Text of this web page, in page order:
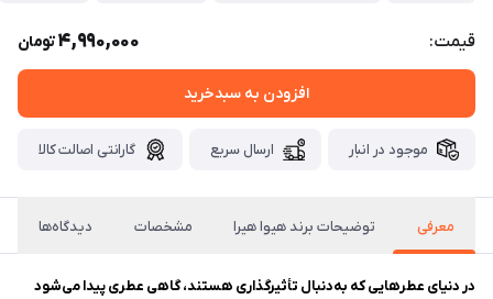
قیمت: 4,990,000تومان
افزودن به سبدخرید
موجود در انبار ارسال سریع گارانتی اصالت کالا
معرفی توضیحات برند هیوا هیرا مشخصات دیدگاه‌ها
در دنیای عطرهایی که به‌دنبال تأثیرگذاری هستند، گاهی عطری پیدا می‌شود